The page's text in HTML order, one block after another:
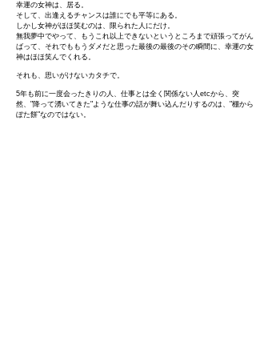
幸運の女神は、居る。
そして、出逢えるチャンスは誰にでも平等にある。
しかし女神がほほ笑むのは、限られた人にだけ。
無我夢中でやって、もうこれ以上できないというところまで頑張ってがん
ばって、それでももうダメだと思った最後の最後のその瞬間に、幸運の女
神はほほ笑んでくれる。
それも、思いがけないカタチで。
5年も前に一度会ったきりの人、仕事とは全く関係ない人etcから、突
然、"降って湧いてきた"ような仕事の話が舞い込んだりするのは、"棚から
ぼた餅"なのではない。